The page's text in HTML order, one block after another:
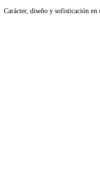
Carácter, diseño y sofisticación